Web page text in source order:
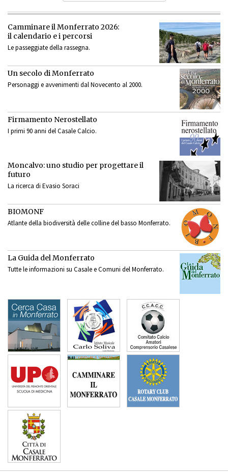
Camminare il Monferrato 2026:
il calendario e i percorsi
Le passeggiate della rassegna.
Un secolo di Monferrato
Personaggi e avvenimenti dal Novecento al 2000.
Firmamento Nerostellato
I primi 90 anni del Casale Calcio.
Moncalvo: uno studio per progettare il
futuro
La ricerca di Evasio Soraci
BIOMONF
Atlante della biodiversità delle colline del basso Monferrato.
La Guida del Monferrato
Tutte le informazioni su Casale e Comuni del Monferrato.